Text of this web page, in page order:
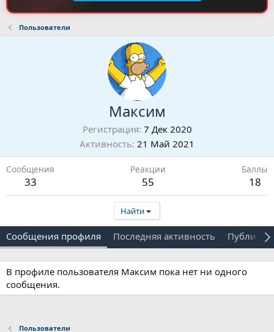
Пользователи
Максим
Регистрация 7 Дек 2020
Активность 21 Май 2021
Сообщения
33
Реакции
55
Баллы
18
Найти
Сообщения профиля Последняя активность
В профиле пользователя Максим пока нет ни одного
сообщения.
Пользователи